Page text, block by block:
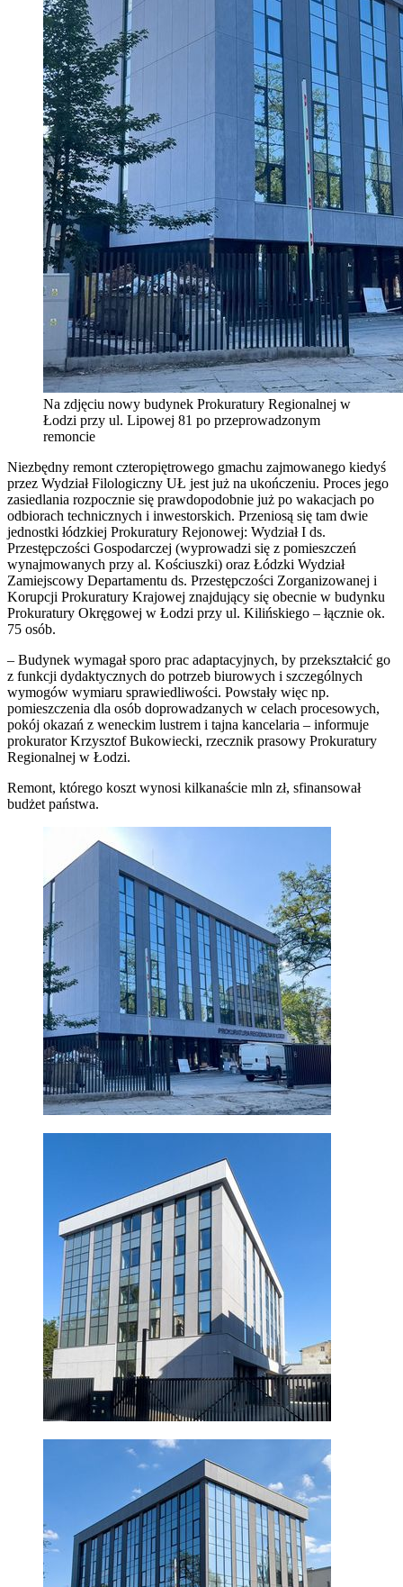
Na zdjęciu nowy budynek Prokuratury Regionalnej w
Łodzi przy ul. Lipowej 81 po przeprowadzonym
remoncie
Niezbędny remont czteropiętrowego gmachu zajmowanego kiedyś
przez Wydział Filologiczny UŁ jest już na ukończeniu. Proces jego
zasiedlania rozpocznie się prawdopodobnie już po wakacjach po
odbiorach technicznych i inwestorskich. Przeniosą się tam dwie
jednostki łódzkiej Prokuratury Rejonowej: Wydział I ds.
Przestępczości Gospodarczej (wyprowadzi się z pomieszczeń
wynajmowanych przy al. Kościuszki) oraz Łódzki Wydział
Zamiejscowy Departamentu ds. Przestępczości Zorganizowanej i
Korupcji Prokuratury Krajowej znajdujący się obecnie w budynku
Prokuratury Okręgowej w Łodzi przy ul. Kilińskiego – łącznie ok.
75 osób.
– Budynek wymagał sporo prac adaptacyjnych, by przekształcić go
z funkcji dydaktycznych do potrzeb biurowych i szczególnych
wymogów wymiaru sprawiedliwości. Powstały więc np.
pomieszczenia dla osób doprowadzanych w celach procesowych,
pokój okazań z weneckim lustrem i tajna kancelaria – informuje
prokurator Krzysztof Bukowiecki, rzecznik prasowy Prokuratury
Regionalnej w Łodzi.
Remont, którego koszt wynosi kilkanaście mln zł, sfinansował
budżet państwa.